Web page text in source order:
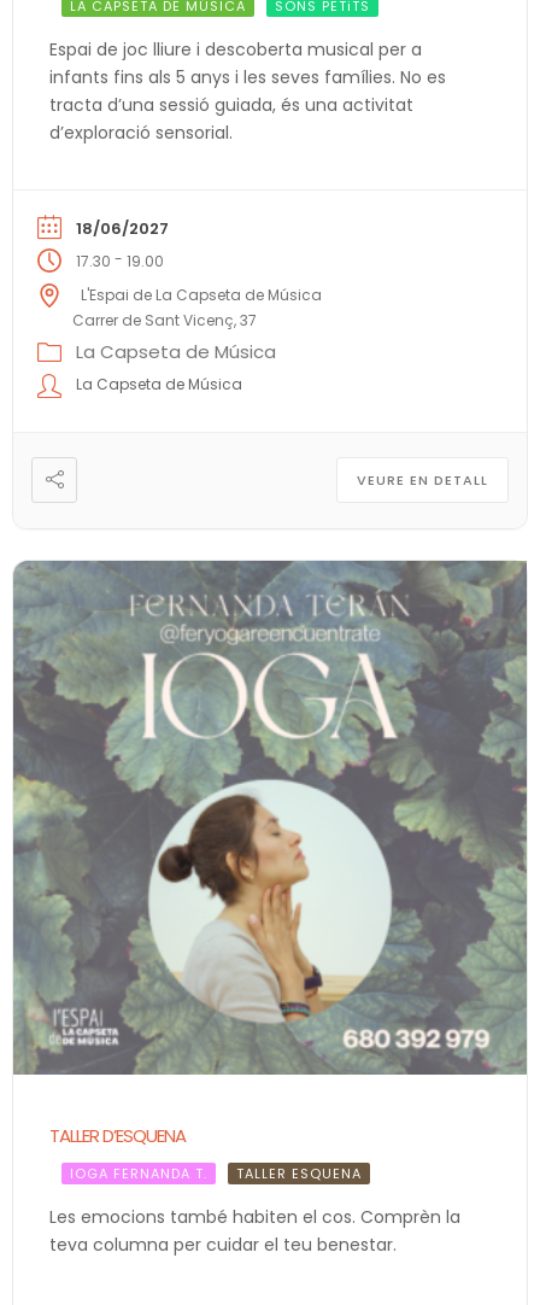
LA CAPSETA DE MÚSICA SONS PETiTS
Espai de joc lliure i descoberta musical per a
infants fins als 5 anys i les seves famílies. No es
tracta d’una sessió guiada, és una activitat
d’exploració sensorial.
18/06/2027
17.30 - 19.00
L'Espai de La Capseta de Música
Carrer de Sant Vicenç, 37
La Capseta de Música
La Capseta de Música
VEURE EN DETALL
TALLER D’ESQUENA
IOGA FERNANDA T. TALLER ESQUENA
Les emocions també habiten el cos. Comprèn la
teva columna per cuidar el teu benestar.